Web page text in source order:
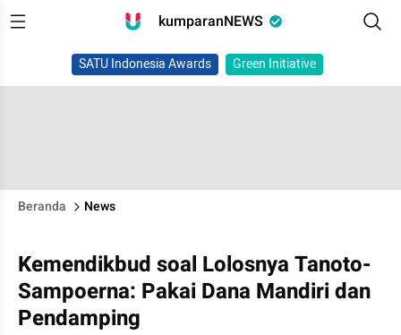
kumparanNEWS
SATU Indonesia Awards Green Initiative
Beranda News
Kemendikbud soal Lolosnya Tanoto-
Sampoerna: Pakai Dana Mandiri dan
Pendamping